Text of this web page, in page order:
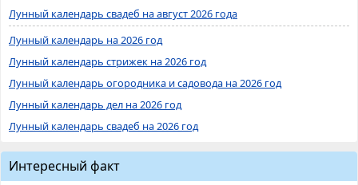
Лунный календарь свадеб на август 2026 года
Лунный календарь на 2026 год
Лунный календарь стрижек на 2026 год
Лунный календарь огородника и садовода на 2026 год
Лунный календарь дел на 2026 год
Лунный календарь свадеб на 2026 год
Интересный факт